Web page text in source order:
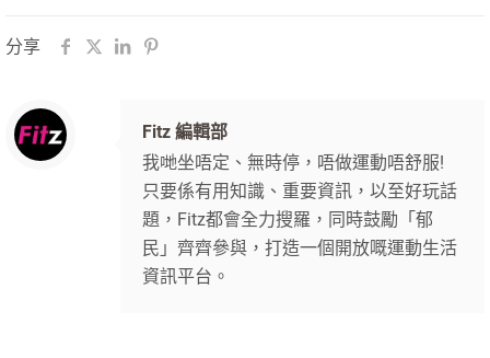
分享
Fitz 編輯部
我哋坐唔定、無時停，唔做運動唔舒服!
只要係有用知識、重要資訊，以至好玩話
題，Fitz都會全力搜羅，同時鼓勵「郁
民」齊齊參與，打造一個開放嘅運動生活
資訊平台。